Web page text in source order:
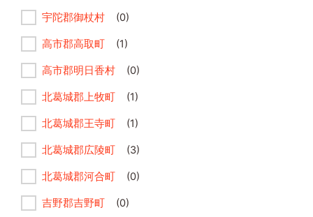
宇陀郡御杖村 (0)
高市郡高取町 (1)
高市郡明日香村 (0)
北葛城郡上牧町 (1)
北葛城郡王寺町 (1)
北葛城郡広陵町 (3)
北葛城郡河合町 (0)
吉野郡吉野町 (0)